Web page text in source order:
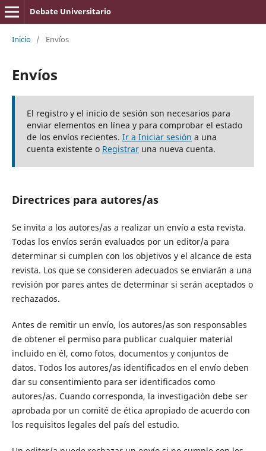
Debate Universitario
Inicio / Envíos
Envíos
El registro y el inicio de sesión son necesarios para
enviar elementos en línea y para comprobar el estado
de los envíos recientes. Ir a Iniciar sesión a una
cuenta existente o Registraruna nueva cuenta.
Directrices para autores/as
Se invita a los autores/as a realizar un envío a esta revista.
Todas los envíos serán evaluados por un editor/a para
determinar si cumplen con los objetivos y el alcance de esta
revista. Los que se consideren adecuados se enviarán a una
revisión por pares antes de determinar si serán aceptados o
rechazados.
Antes de remitir un envío, los autores/as son responsables
de obtener el permiso para publicar cualquier material
incluido en él, como fotos, documentos y conjuntos de
datos. Todos los autores/as identificados en el envío deben
dar su consentimiento para ser identificados como
autores/as. Cuando corresponda, la investigación debe ser
aprobada por un comité de ética apropiado de acuerdo con
los requisitos legales del país del estudio.